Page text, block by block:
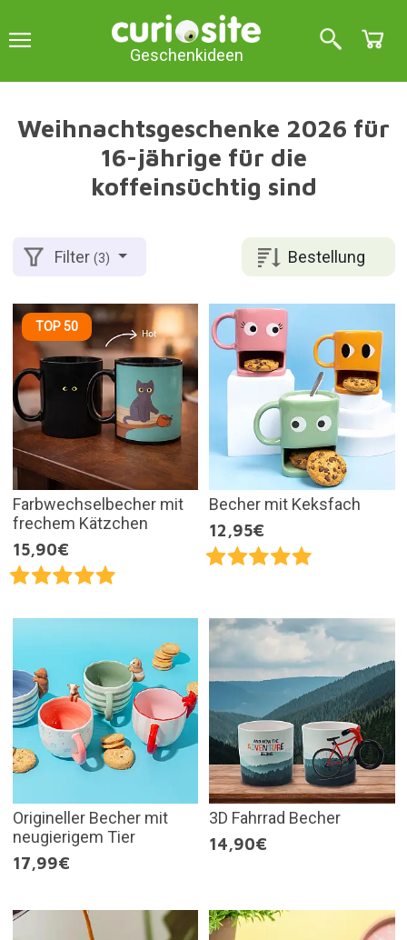
Geschenkideen
Weihnachtsgeschenke 2026 für
16-jährige für die
koffeinsüchtig sind
Bestellung
Filter(3)
TOP 50
Farbwechselbecher mit
frechem Kätzchen
15,90€
Becher mit Keksfach
12,95€
Origineller Becher mit
neugierigem Tier
17,99€
3D Fahrrad Becher
14,90€